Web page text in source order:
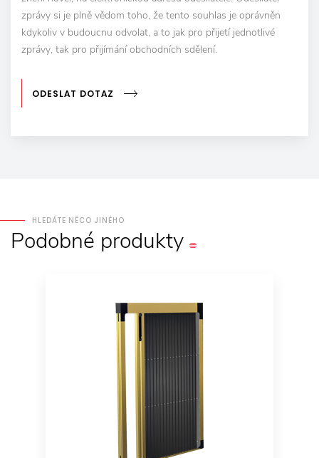
zprávy si je plně vědom toho, že tento souhlas je oprávněn
kdykoliv v budoucnu odvolat, a to jak pro přijetí jednotlivé
zprávy, tak pro přijímání obchodních sdělení.
ODESLAT DOTAZ
HLEDÁTE NĚCO JINÉHO
Podobné produkty